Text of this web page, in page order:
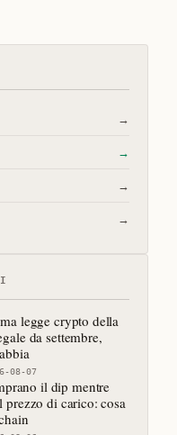
→
→
→
→
legge crypto della
da settembre,
08-07
il dip mentre
prezzo di carico: cosa